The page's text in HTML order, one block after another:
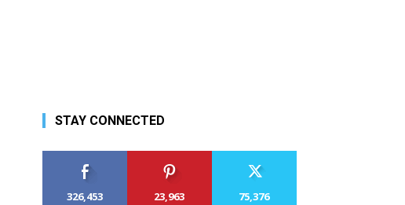
STAY CONNECTED
326,453
23,963
75,376